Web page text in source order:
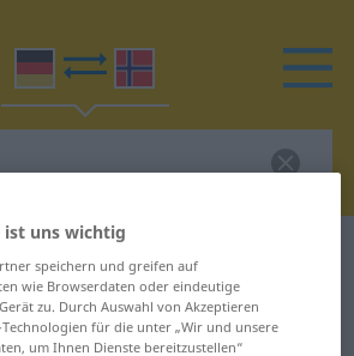
Übersetzung
ist uns wichtig
speichern und greifen auf
wie Browserdaten oder eindeutige
zu. Durch Auswahl von Akzeptieren
für die unter „Wir und unsere
um Ihnen Dienste bereitzustellen“